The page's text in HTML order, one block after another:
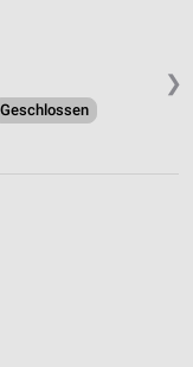
❯
Geschlossen